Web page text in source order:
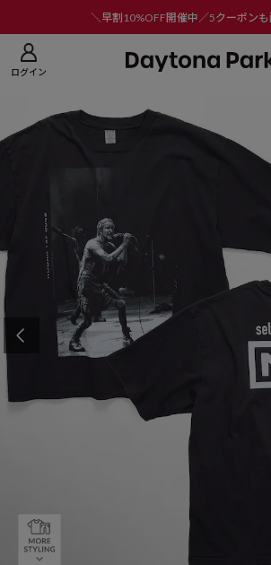
＼早割10%OFF開催中／5クーポンも
ログイン